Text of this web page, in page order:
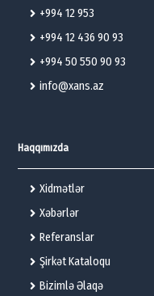
+994 12 953
+994 12 436 90 93
+994 50 550 90 93
info@xans.az
Haqqımızda
Xidmətlər
Xəbərlər
Referanslar
Şirkət Kataloqu
Bizimlə Əlaqə